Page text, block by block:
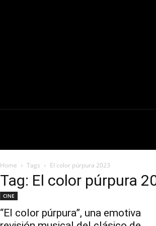
Home Tags El color púrpura 2023
Tag: El color púrpura
CINE
“El color púrpura”, una emotiva